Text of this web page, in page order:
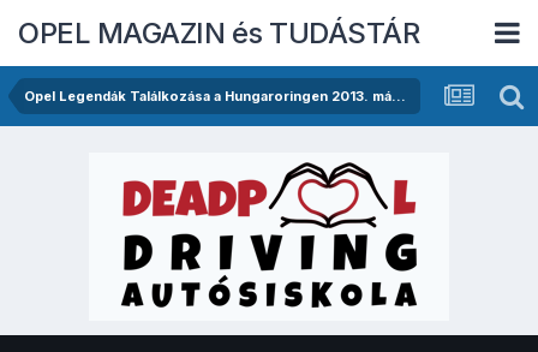
OPEL MAGAZIN és TUDÁSTÁR
Opel Legendák Találkozása a Hungaroringen 2013. május 11-én